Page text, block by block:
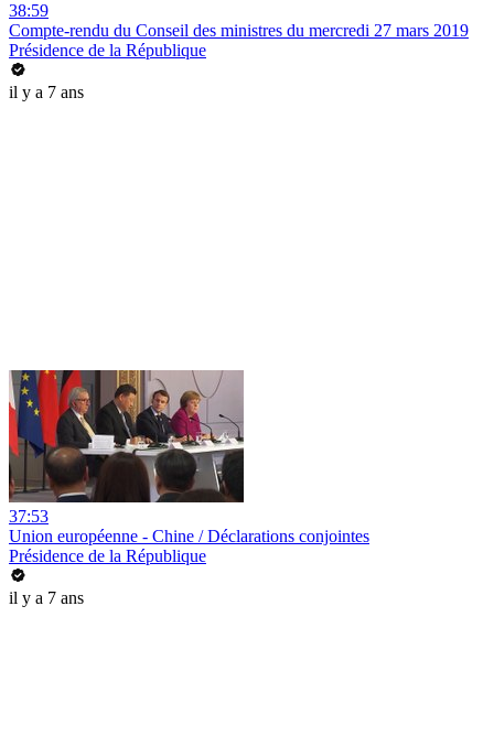
38:59
Compte-rendu du Conseil des ministres du mercredi 27 mars 2019
Présidence de la République
il y a 7 ans
37:53
Union européenne - Chine / Déclarations conjointes
Présidence de la République
il y a 7 ans